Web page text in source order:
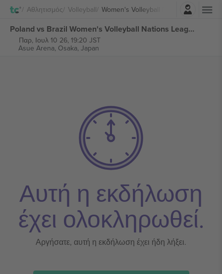
Αθλητισμός Volleyball Women's Volleyball Nations League
Σύνδεση
Poland vs Brazil Women's Volleyball Nations League εισιτήρια
Παρ, Ιουλ 10 26, 19:20 JST
Asue Arena, Osaka, Japan
Αυτή η εκδήλωση
έχει ολοκληρωθεί.
Αργήσατε, αυτή η εκδήλωση έχει ήδη λήξει.